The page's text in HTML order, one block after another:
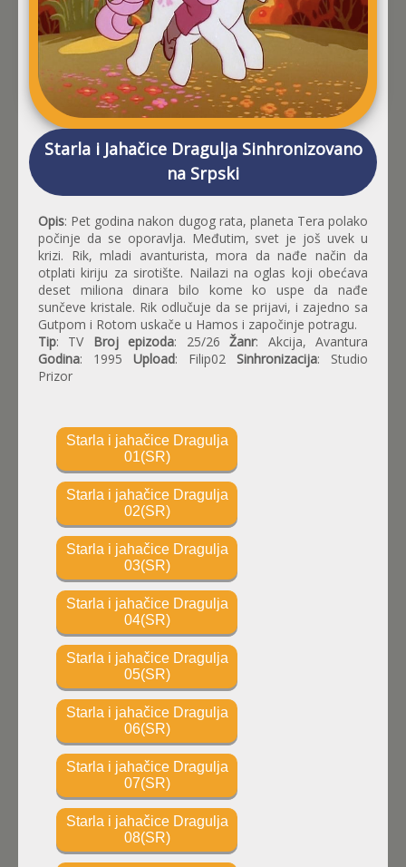
Starla i Jahačice Dragulja Sinhronizovano
na Srpski
Opis: Pet godina nakon dugog rata, planeta Tera polako
počinje da se oporavlja. Međutim, svet je još uvek u
krizi. Rik, mladi avanturista, mora da nađe način da
otplati kiriju za sirotište. Nailazi na oglas koji obećava
deset miliona dinara bilo kome ko uspe da nađe
sunčeve kristale. Rik odlučuje da se prijavi, i zajedno sa
Gutpom i Rotom uskače u Hamos i započinje potragu.
Tip: TV Broj epizoda: 25/26Žanr: Akcija, Avantura
Godina: 1995 Upload: Filip02 Sinhronizacija: Studio
Prizor
Starla i jahačice Dragulja
01(SR)
Starla i jahačice Dragulja
02(SR)
Starla i jahačice Dragulja
03(SR)
Starla i jahačice Dragulja
04(SR)
Starla i jahačice Dragulja
05(SR)
Starla i jahačice Dragulja
06(SR)
Starla i jahačice Dragulja
07(SR)
Starla i jahačice Dragulja
08(SR)